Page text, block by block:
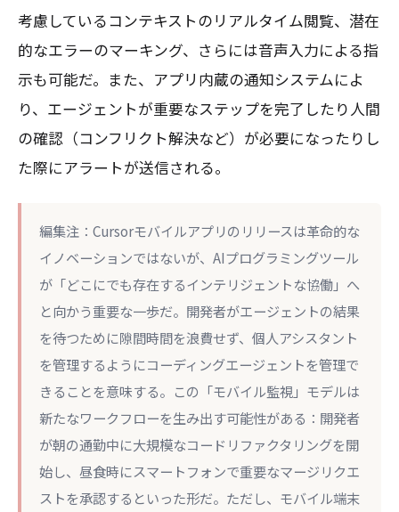
考慮しているコンテキストのリアルタイム閲覧、潜在
的なエラーのマーキング、さらには音声入力による指
示も可能だ。また、アプリ内蔵の通知システムによ
り、エージェントが重要なステップを完了したり人間
の確認（コンフリクト解決など）が必要になったりし
た際にアラートが送信される。
編集注：Cursorモバイルアプリのリリースは革命的な
イノベーションではないが、AIプログラミングツール
が「どこにでも存在するインテリジェントな協働」へ
と向かう重要な一歩だ。開発者がエージェントの結果
を待つために隙間時間を浪費せず、個人アシスタント
を管理するようにコーディングエージェントを管理で
きることを意味する。この「モバイル監視」モデルは
新たなワークフローを生み出す可能性がある：開発者
が朝の通勤中に大規模なコードリファクタリングを開
始し、昼食時にスマートフォンで重要なマージリクエ
ストを承認するといった形だ。ただし、モバイル端末